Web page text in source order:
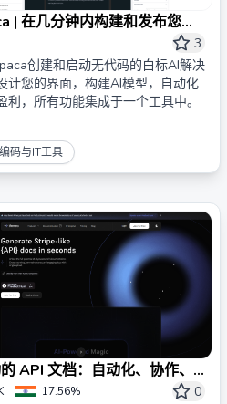
| 在几分钟内构建和发布您的
驱动应用程序
3
创建和启动无代码的白标AI解决
计您的界面，构建AI模型，自动化
利，所有功能集成于一个工具中。
码与IT工具
API 文档：自动化、协作、
17.56%
0